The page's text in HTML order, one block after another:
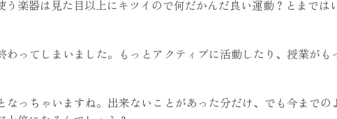
う楽器は見た目以上にキツイので何だかんだ良い運動？とまで
わってしまいました。もっとアクティブに活動したり、授業が
なっちゃいますね。出来ないことがあった分だけ、でも今まで